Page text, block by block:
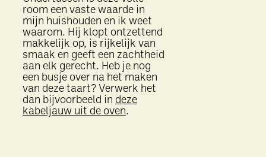
room een vaste waarde in
mijn huishouden en ik weet
waarom. Hij klopt ontzettend
makkelijk op, is rijkelijk van
smaak en geeft een zachtheid
aan elk gerecht. Heb je nog
een busje over na het maken
van deze taart? Verwerk het
dan bijvoorbeeld in deze
kabeljauw uit de oven.